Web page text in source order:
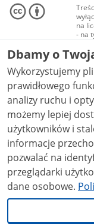
na
- na
NC-
Dbamy o
Wykorzystujemy
prawidłowego
analizy ruchu i
możemy lepiej
użytkowników i stale
informacje
pozwalać na
przeglądarki
dane osobowe.